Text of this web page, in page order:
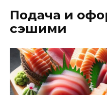
Подача и
сэшими